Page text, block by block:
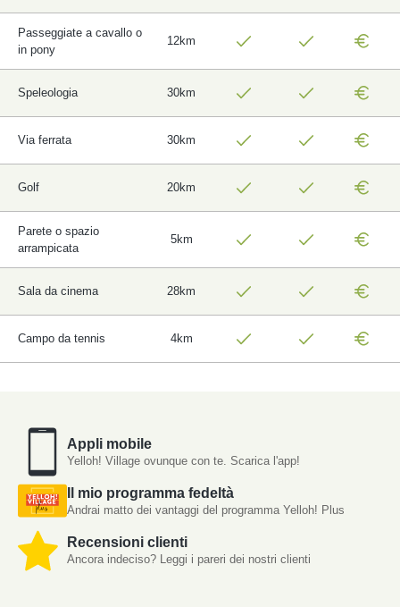
Passeggiate a cavallo o
in pony
12km
Speleologia 30km
Via ferrata 30km
Golf 20km
Parete o spazio
arrampicata
5km
Sala da cinema 28km
Campo da tennis 4km
Appli mobile
Yelloh! Village ovunque con te. Scarica l'app!
Il mio programma fedeltà
Andrai matto dei vantaggi del programma Yelloh! Plus
Recensioni clienti
Ancora indeciso? Leggi i pareri dei nostri clienti